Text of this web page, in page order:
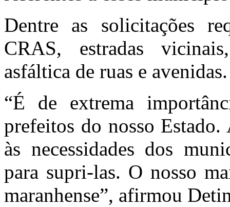
Dentre as solicitações
CRAS, estradas
asfáltica de ruas e avenidas.
“É de extrema
prefeitos do nosso
às necessidades dos
para supri-las. O nosso
maranhense”, afirmou